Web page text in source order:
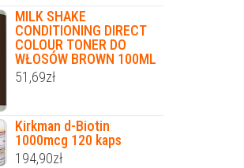
MILK SHAKE
CONDITIONING DIRECT
COLOUR TONER DO
WŁOSÓW BROWN 100ML
51,69zł
Kirkman d-Biotin
1000mcg 120 kaps
194,90zł